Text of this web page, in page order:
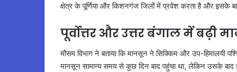
क्षेत्र के पूर्णिया और किशनगंज जिलों में प्रवेश करता है और इसके
पूर्वोत्तर और उत्तर बंगाल में बढ़ी
मौसम विभाग ने बताया कि मानसून ने सिक्किम और उप-हिमालयी
मानसून सामान्य समय से कुछ दिन बाद पहुंचा था, लेकिन उसके बाद